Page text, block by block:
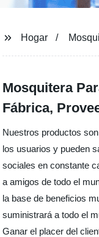
Hogar
Mosquitera
Fábrica,
Nuestros productos
los usuarios y pueden
sociales en constante
a amigos de todo el
la base de beneficios
suministrará a todo el
Ganar el placer del